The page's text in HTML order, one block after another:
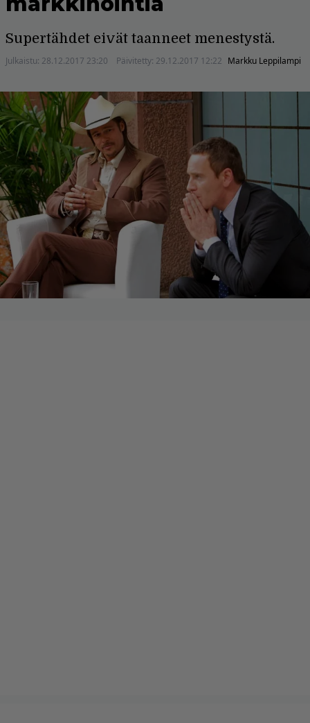
Supertähdet eivät taanneet menestystä.
Julkaistu: 28.12.2017 23:20 Päivitetty: 29.12.2017 12:22 Markku Leppilampi